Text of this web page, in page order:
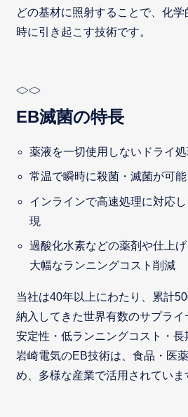
どの基材に照射することで、化
時に引き起こす技術です。
EB滅菌の特長
薬液を一切使用しないドライ処
常温で瞬時に殺菌・滅菌が可能
インラインで高速処理に対応
現
過酸化水素などの薬剤や仕上げ
大幅なランニングコスト削減
当社は40年以上にわたり、累計
納入してきた世界有数のサプライ
安定性・低ランニングコスト・
岩崎電気のEB技術は、食品・医
め、多様な産業で活用されていま